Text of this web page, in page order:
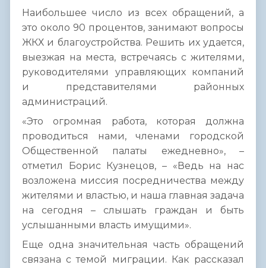
Наибольшее число из всех обращений, а
это около 90 процентов, занимают вопросы
ЖКХ и благоустройства. Решить их удается,
выезжая на места, встречаясь с жителями,
руководителями управляющих компаний
и представителями районных
администраций.
«Это огромная работа, которая должна
проводиться нами, членами городской
Общественной палаты ежедневно», –
отметил Борис Кузнецов, – «Ведь на нас
возложена миссия посредничества между
жителями и властью, и наша главная задача
на сегодня – слышать граждан и быть
услышанными власть имущими».
Еще одна значительная часть обращений
связана с темой миграции. Как рассказал